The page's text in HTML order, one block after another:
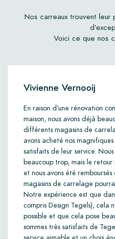
Nos carreaux trouvent leur
Voici ce que nos
Vivienne Vernooij
En raison d’une rénovation
maison, nous avons déjà
différents magasins de
avons acheté nos
satisfaits de leur service.
beaucoup trop, mais le retour
et nous avons été
magasins de carrelage
Notre expérience est que
compris Design Tegels), cela
possible et que cela pose
sommes très satisfaits de